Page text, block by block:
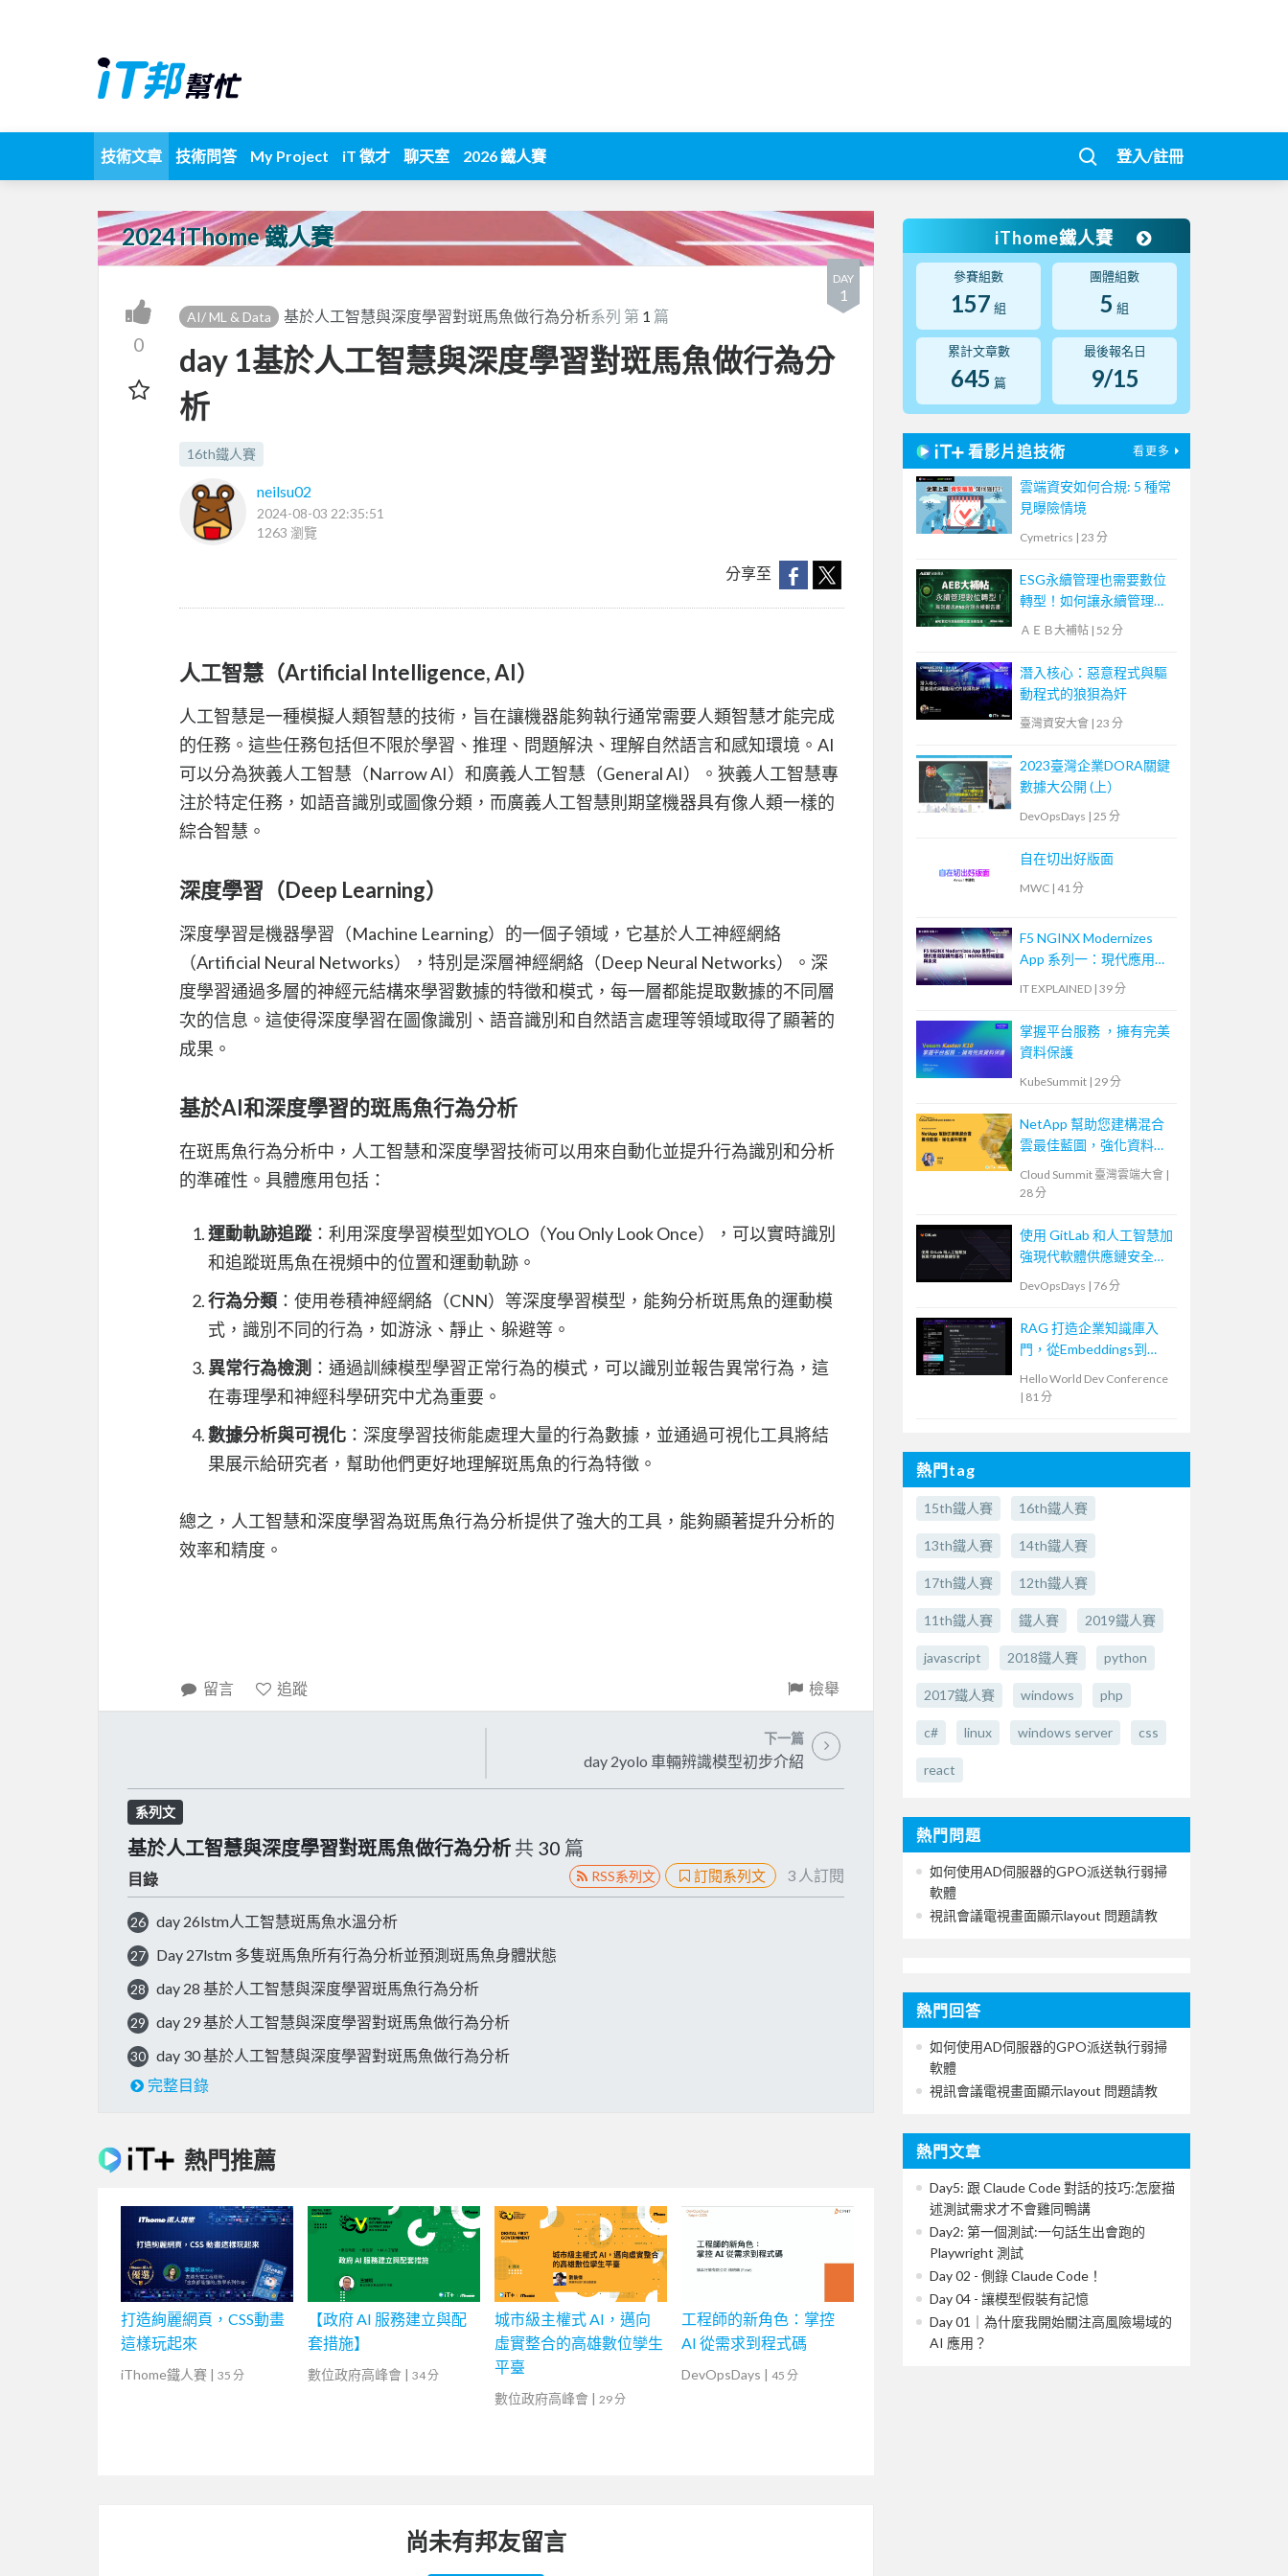
技術文章 技術問答 My Project iT 徵才 聊天室 2026 鐵人賽 登入/註冊
2024 iThome 鐵人賽
DAY
1
0
AI/ ML & Data 基於人工智慧與深度學習對斑馬魚做行為分析系列 第 1 篇
day 1基於人工智慧與深度學習對斑馬魚做行為分
析
16th鐵人賽
neilsu02
2024-08-03 22:35:51
1263 瀏覽
分享至
人工智慧（Artificial Intelligence, AI）
人工智慧是一種模擬人類智慧的技術，旨在讓機器能夠執行通常需要人類智慧才能完成
的任務。這些任務包括但不限於學習、推理、問題解決、理解自然語言和感知環境。AI
可以分為狹義人工智慧（Narrow AI）和廣義人工智慧（General AI）。狹義人工智慧專
注於特定任務，如語音識別或圖像分類，而廣義人工智慧則期望機器具有像人類一樣的
綜合智慧。
深度學習（Deep Learning）
深度學習是機器學習（Machine Learning）的一個子領域，它基於人工神經網絡
（Artificial Neural Networks），特別是深層神經網絡（Deep Neural Networks）。深
度學習通過多層的神經元結構來學習數據的特徵和模式，每一層都能提取數據的不同層
次的信息。這使得深度學習在圖像識別、語音識別和自然語言處理等領域取得了顯著的
成果。
基於AI和深度學習的斑馬魚行為分析
在斑馬魚行為分析中，人工智慧和深度學習技術可以用來自動化並提升行為識別和分析
的準確性。具體應用包括：
運動軌跡追蹤：利用深度學習模型如YOLO（You Only Look Once），可以實時識別
和追蹤斑馬魚在視頻中的位置和運動軌跡。
行為分類 ：使用卷積神經網絡（CNN）等深度學習模型，能夠分析斑馬魚的運動模
式，識別不同的行為，如游泳、靜止、躲避等。
異常行為檢測 ：通過訓練模型學習正常行為的模式，可以識別並報告異常行為，這
在毒理學和神經科學研究中尤為重要。
數據分析與可視化 ：深度學習技術能處理大量的行為數據，並通過可視化工具將結
果展示給研究者，幫助他們更好地理解斑馬魚的行為特徵。
總之，人工智慧和深度學習為斑馬魚行為分析提供了強大的工具，能夠顯著提升分析的
效率和精度。
留言 追蹤 檢舉
下一篇
day 2yolo 車輛辨識模型初步介紹
系列文
基於人工智慧與深度學習對斑馬魚做行為分析 共 30 篇
目錄 RSS系列文 訂閱系列文 3 人訂閱
26 day 26lstm人工智慧斑馬魚水溫分析
27 Day 27lstm 多隻斑馬魚所有行為分析並預測斑馬魚身體狀態
28 day 28 基於人工智慧與深度學習斑馬魚行為分析
29 day 29 基於人工智慧與深度學習對斑馬魚做行為分析
30
day 30 基於人工智慧與深度學習對斑馬魚做行為分析
完整目錄
熱門推薦
打造絢麗網頁，CSS動畫
這樣玩起來
iThome鐵人賽 | 35 分
【政府 AI 服務建立與配
套措施】
數位政府高峰會 | 34 分
城市級主權式 AI，邁向
虛實整合的高雄數位孿生
平臺
數位政府高峰會 | 29 分
工程師的新角色：掌控
AI 從需求到程式碼
DevOpsDays | 45 分
尚未有邦友留言
iThome鐵人賽
參賽組數
157 組
團體組數
5 組
累計文章數
645 篇
最後報名日
9/15
看影片追技術 看更多
雲端資安如何合規: 5 種常
見曝險情境
Cymetrics | 23 分
ESG永續管理也需要數位
轉型！如何讓永續管理既
高效又符合國際標章？
ＡＥＢ大補帖 | 52 分
潛入核心：惡意程式與驅
動程式的狼狽為奸
臺灣資安大會 | 23 分
2023臺灣企業DORA關鍵
數據大公開 (上）
DevOpsDays | 25 分
自在切出好版面
MWC | 41 分
F5 NGINX Modernizes
App 系列一：現代應用架
構的基石：NGINX的技術
IT EXPLAINED | 39 分
掌握平台服務 ，擁有完美
資料保護
KubeSummit | 29 分
NetApp 幫助您建構混合
雲最佳藍圖，強化資料管
Cloud Summit 臺灣雲端大會 |
28 分
使用 GitLab 和人工智慧加
強現代軟體供應鏈安全
Securing the Modern
with GitLab and AI
DevOpsDays | 76 分
RAG 打造企業知識庫入
門，從Embeddings到
Hello World Dev Conference
| 81 分
熱門tag
15th鐵人賽 16th鐵人賽
13th鐵人賽 14th鐵人賽
17th鐵人賽 12th鐵人賽
11th鐵人賽 鐵人賽 2019鐵人賽
javascript 2018鐵人賽 python
2017鐵人賽 windows php
c# linux windows server css
react
熱門問題
如何使用AD伺服器的GPO派送執行弱掃
軟體
視訊會議電視畫面顯示layout 問題請教
熱門回答
如何使用AD伺服器的GPO派送執行弱掃
軟體
視訊會議電視畫面顯示layout 問題請教
熱門文章
Day5: 跟 Claude Code 對話的技巧:怎麼描
述測試需求才不會雞同鴨講
Day2: 第一個測試:一句話生出會跑的
Playwright 測試
Day 02 - 側錄 Claude Code！
Day 04 - 讓模型假裝有記憶
Day 01｜為什麼我開始關注高風險場域的
AI 應用？